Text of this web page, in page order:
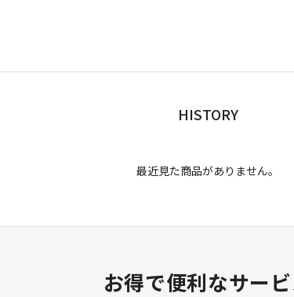
HISTORY
最近見た商品がありません。
お得で便利なサー